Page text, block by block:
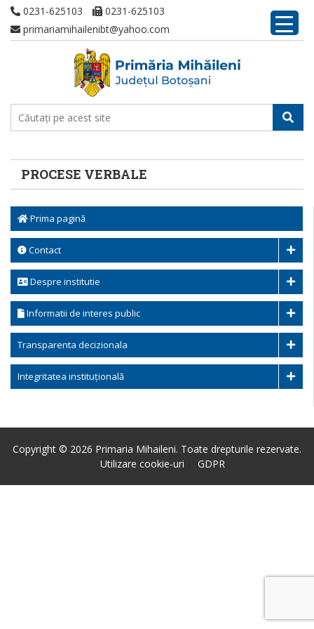
0231-625103
0231-625103
primariamihailenibt@yahoo.com
PROCESE VERBALE
Prima pagină
Contact
Despre institutie
Informatii de interes public
Transparenta decizionala
Integritatea instituțională
Copyright © 2026 Primaria Mihaileni. Toate drepturile rezervate.
Utilizare cookie-uri
GDPR